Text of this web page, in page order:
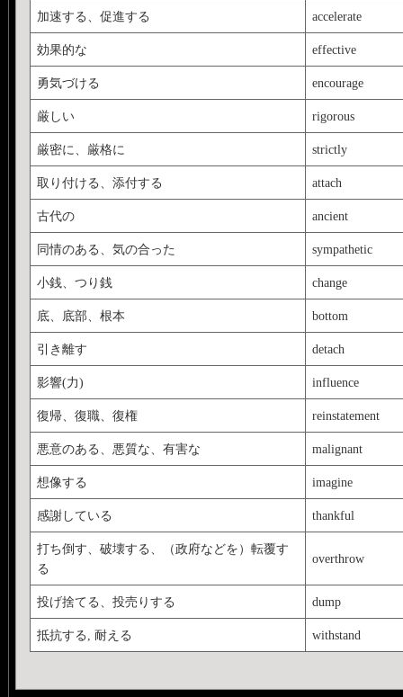
加速する、促進する accelerate
効果的な effective
勇気づける encourage
厳しい rigorous
厳密に、厳格に strictly
取り付ける、添付する attach
古代の ancient
同情のある、気の合った sympathetic
小銭、つり銭 change
底、底部、根本 bottom
引き離す detach
影響(力) influence
復帰、復職、復権 reinstatement
悪意のある、悪質な、有害な malignant
想像する imagine
感謝している thankful
打ち倒す、破壊する、（政府などを）転覆す
る
overthrow
投げ捨てる、投売りする dump
抵抗する, 耐える withstand